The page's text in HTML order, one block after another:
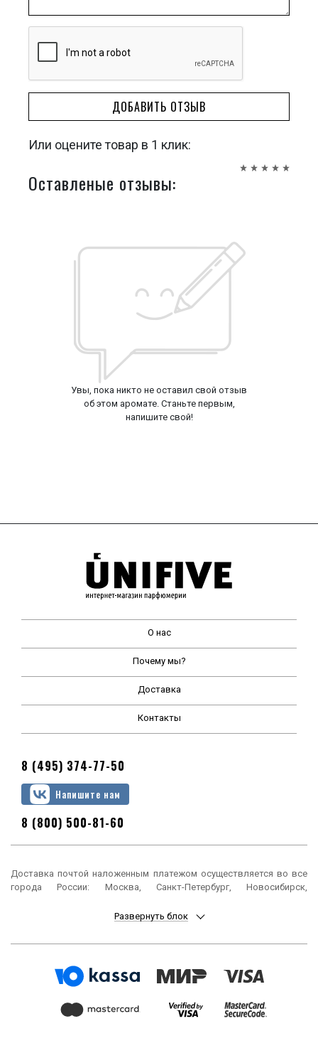
ДОБАВИТЬ ОТЗЫВ
Или оцените товар в 1 клик:
Оставленые отзывы:
Увы, пока никто не оставил свой отзыв
об этом аромате. Станьте первым,
напишите свой!
О нас
Почему мы?
Доставка
Контакты
8 (495) 374-77-50
Напишите нам
8 (800) 500-81-60
Доставка почтой наложенным платежом осуществляется во все
города России: Москва, Санкт-Петербург, Новосибирск,
Ростов-на-Дону, Уфа, Красноярск, Пермь, Воронеж, Волгоград,
Ульяновск, Иркутск, Хабаровск, Ярославль, Владивосток, Томск,
Челны, Пенза, Липецк, Киров, Чебоксары, Тула, Калининград,
Балашиха, Курск, Ставрополь, Улан-Удэ, Тверь, Магнитогорск,
Архангельск, Чита, Калуга, Симферополь, Смоленск, Волжский,
Развернуть блок